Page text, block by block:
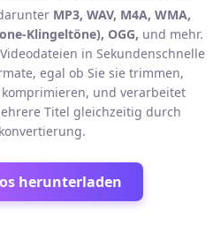
MP3, WAV, M4A, WMA,
Klingeltöne), OGG, und mehr.
in Sekundenschnelle
egal ob Sie sie trimmen,
und verarbeitet
Titel gleichzeitig durch
herunterladen